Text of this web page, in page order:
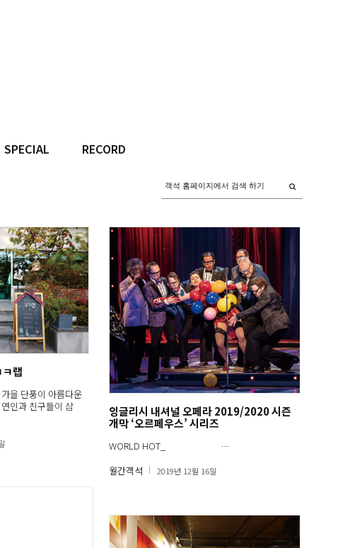
SPECIAL RECORD
랩
을 단풍이 아름다운
인과 친구들이 삼
잉글리시 내셔널 오페라 2019/2020 시즌
개막 ‘오르페우스’ 시리즈
WORLD HOT_ …
월간객석
2019년 12월 16일